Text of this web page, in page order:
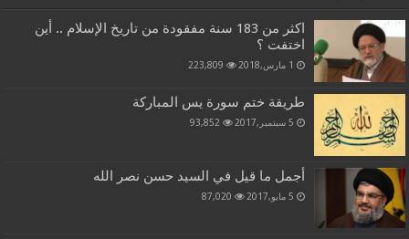
اكثر من 183 سنة مفقودة من تاريخ الإسلام .. أين
اختفت ؟
1 مارس,2018 223,809
طريقة ختم سورة يس المباركة
5 سبتمبر,2017 93,852
أجمل ما قيل في السيد حسن نصر الله
5 مايو,2017 87,020